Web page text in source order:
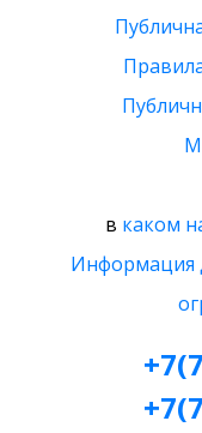
в каком
Информация